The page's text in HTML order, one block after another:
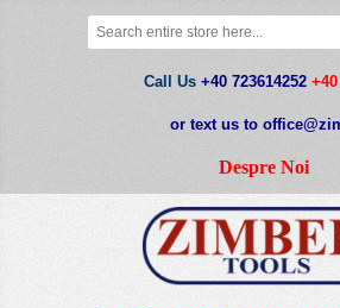
Call Us +40 723614252
or text us to
Despre Noi